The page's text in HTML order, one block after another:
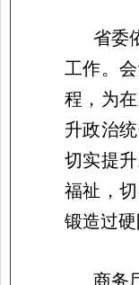
省委
工作。
程，为
升政治
切实提
福祉，
锻造过硬
商务